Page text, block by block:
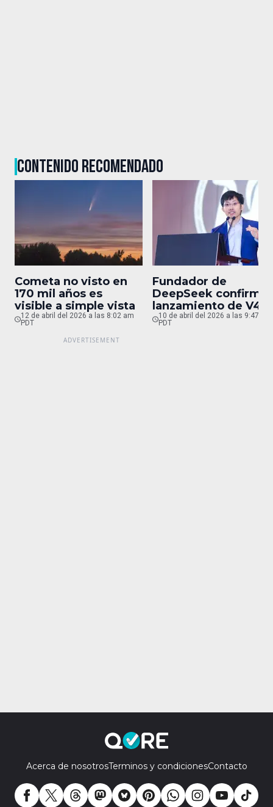
CONTENIDO RECOMENDADO
Cometa no visto en
170 mil años es
visible a simple vista
12 de abril del 2026 a las 8:02 am
PDT
Fundador de
DeepSeek confirma
lanzamiento de V4
para finales de abril
10 de abril del 2026 a las 9:47 pm
PDT
Acerca de nosotrosTerminos y condicionesContacto